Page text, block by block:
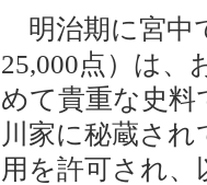
明治期に宮中
25,000点）は
めて貴重な史
川家に秘蔵さ
用を許可され